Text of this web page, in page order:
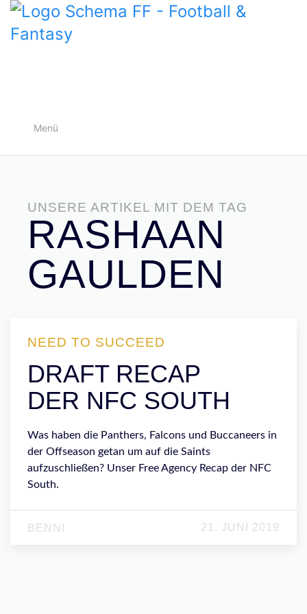
Menü
UNSERE ARTIKEL MIT DEM TAG
RASHAAN
GAULDEN
NEED TO SUCCEED
DRAFT RECAP
DER NFC SOUTH
Was haben die Panthers, Falcons und Buccaneers in
der Offseason getan um auf die Saints
aufzuschließen? Unser Free Agency Recap der NFC
South.
BENNI 21. JUNI 2019